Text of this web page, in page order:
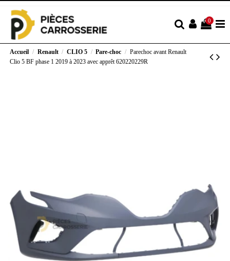
0
Accueil Renault CLIO 5 Pare-choc
Parechoc avant Renault
Clio 5 BF phase 1 2019 à 2023 avec apprêt 620220229R